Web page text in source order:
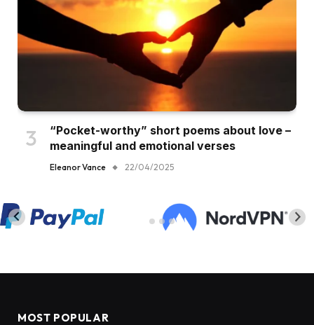
“Pocket-worthy” short poems about love –
meaningful and emotional verses
Eleanor Vance 22/04/2025
MOST POPULAR